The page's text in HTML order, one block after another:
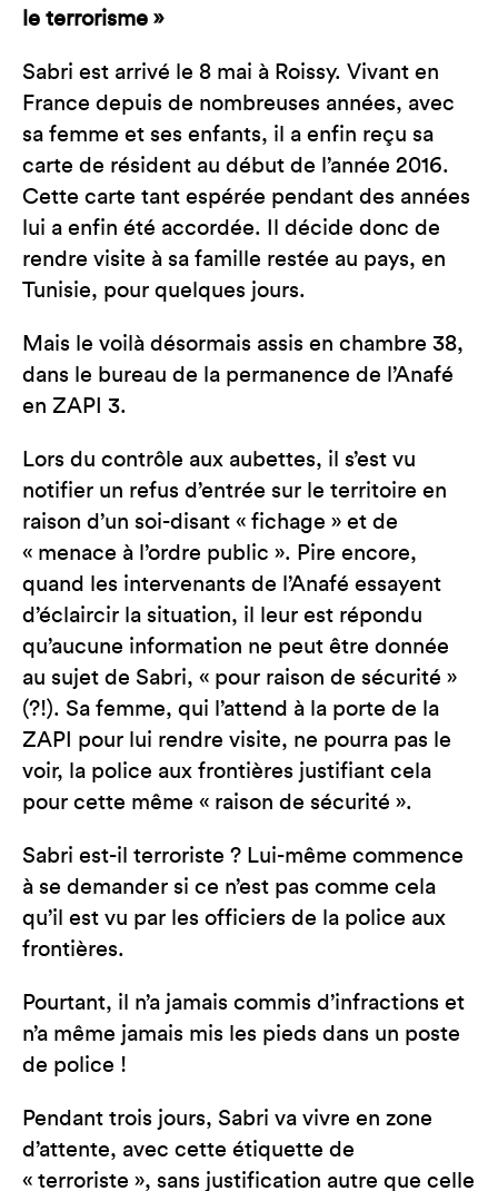
le terrorisme »
Sabri est arrivé le 8 mai à Roissy. Vivant en
France depuis de nombreuses années, avec
sa femme et ses enfants, il a enfin reçu sa
carte de résident au début de l’année 2016.
Cette carte tant espérée pendant des années
lui a enfin été accordée. Il décide donc de
rendre visite à sa famille restée au pays, en
Tunisie, pour quelques jours.
Mais le voilà désormais assis en chambre 38,
dans le bureau de la permanence de l’Anafé
en ZAPI 3.
Lors du contrôle aux aubettes, il s’est vu
notifier un refus d’entrée sur le territoire en
raison d’un soi-disant « fichage » et de
« menace à l’ordre public ». Pire encore,
quand les intervenants de l’Anafé essayent
d’éclaircir la situation, il leur est répondu
qu’aucune information ne peut être donnée
au sujet de Sabri, « pour raison de sécurité »
(?!). Sa femme, qui l’attend à la porte de la
ZAPI pour lui rendre visite, ne pourra pas le
voir, la police aux frontières justifiant cela
pour cette même « raison de sécurité ».
Sabri est-il terroriste ? Lui-même commence
à se demander si ce n’est pas comme cela
qu’il est vu par les officiers de la police aux
frontières.
Pourtant, il n’a jamais commis d’infractions et
n’a même jamais mis les pieds dans un poste
de police !
Pendant trois jours, Sabri va vivre en zone
d’attente, avec cette étiquette de
« terroriste », sans justification autre que celle